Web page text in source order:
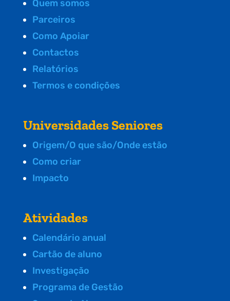
Quem somos
Parceiros
Como Apoiar
Contactos
Relatórios
Termos e condições
Universidades Seniores
Origem/O que são/Onde estão
Como criar
Impacto
Atividades
Calendário anual
Cartão de aluno
Investigação
Programa de Gestão